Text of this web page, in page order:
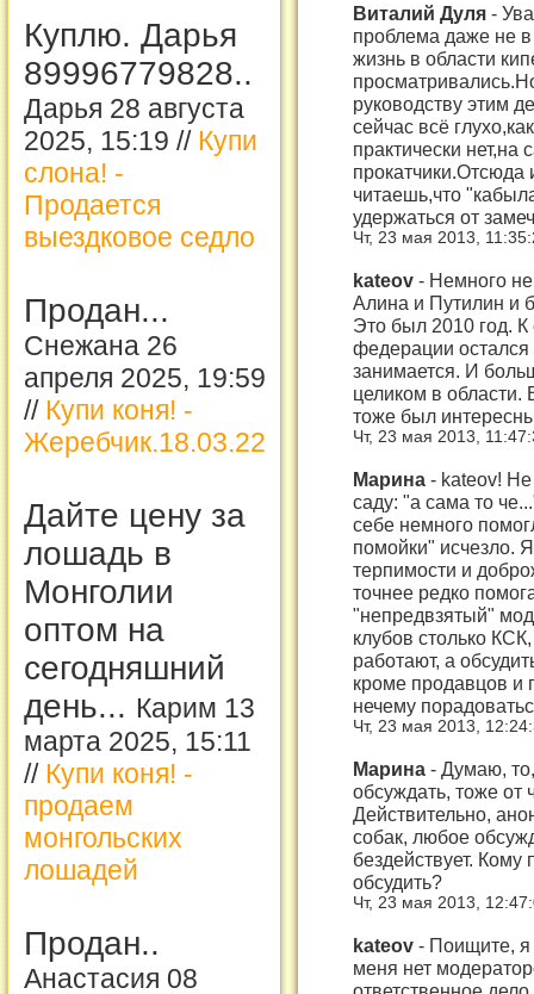
Куплю. Дарья
89996779828..
Дарья 28 августа
2025, 15:19 // Купи
слона! -
Продается
выездковое седло
Продан...
Снежана 26
апреля 2025, 19:59
// Купи коня! -
Жеребчик.18.03.22
Дайте цену за
лошадь в
Монголии
оптом на
сегодняшний
день... Карим 13
марта 2025, 15:11
// Купи коня! -
продаем
монгольских
лошадей
Продан..
Анастасия 08
Виталий Дуля -
проблема даже не
жизнь в области
руководству этим
сейчас всё
практически
прокатчики.Отсюда
читаешь,что
удержаться от
Чт, 23 мая 2013,
kateov - Немного
Алина и Путилин и
Это был 2010 год.
федерации остался
занимается. И
целиком в области.
тоже был
Чт, 23 мая 2013,
Марина - kateov! Не
саду: "а сама то
себе немного
помойки" исчезло. Я
терпимости и
точнее редко
"непредвзятый"
клубов столько
работают, а
кроме продавцов и
нечему
Чт, 23 мая 2013,
Марина - Думаю,
обсуждать, тоже от
Действительно,
собак, любое
бездействует. Кому
обсудить?
Чт, 23 мая 2013,
kateov - Поищите, я
меня нет